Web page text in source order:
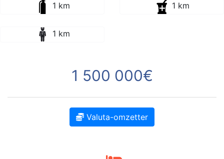
1 km 1 km
1 km
1 500 000€
Valuta-omzetter